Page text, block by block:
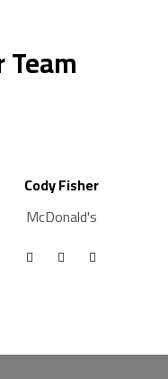
Team
Cody Fisher
McDonald's